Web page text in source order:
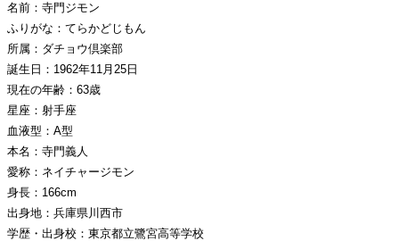
名前：寺門ジモン
ふりがな：てらかどじもん
所属：ダチョウ倶楽部
誕生日：1962年11月25日
現在の年齢：63歳
星座：射手座
血液型：A型
本名：寺門義人
愛称：ネイチャージモン
身長：166cm
出身地：兵庫県川西市
学歴・出身校：東京都立鷺宮高等学校